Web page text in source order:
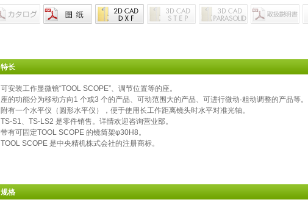
特长
可安装工作显微镜“TOOL SCOPE”、调节位置等的座。
座的功能分为移动方向1 个或3 个的产品、可动范围大的产品、可进行微动·粗动调整的产品等。
附有一个水平仪（圆形水平仪），便于使用长工作距离镜头时水平对准光轴。
TS-S1、TS-LS2 是零件销售。详情欢迎咨询营业部。
带有可固定TOOL SCOPE 的镜筒架φ30H8。
TOOL SCOPE 是中央精机株式会社的注册商标。
规格